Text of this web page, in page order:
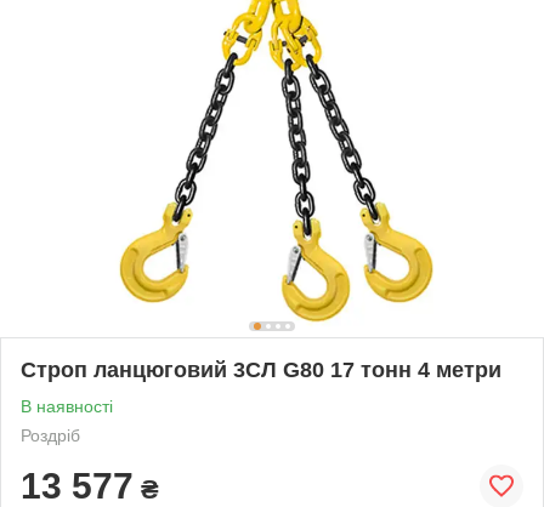
Строп ланцюговий 3СЛ G80 17 тонн 4 метри
В наявності
Роздріб
13 577 ₴